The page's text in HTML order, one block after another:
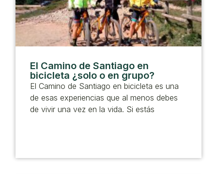
El Camino de Santiago en
bicicleta ¿solo o en grupo?
El Camino de Santiago en bicicleta es una
de esas experiencias que al menos debes
de vivir una vez en la vida. Si estás